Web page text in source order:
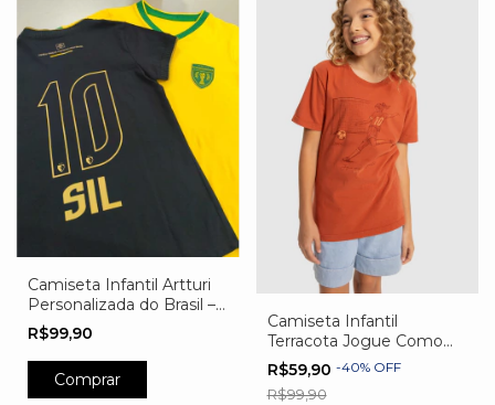
Camiseta Infantil Artturi
Personalizada do Brasil –
Nome, Número e Escudo
Exclusivo Preta
R$99,90
Comprar
Camiseta Infantil
Terracota Jogue Como
Uma Garota
R$59,90 -40% OFF
R$99,90